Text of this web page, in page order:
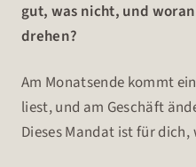
gut, was nicht, und
drehen?
Am Monatsende kommt
liest, und am Geschäft
Dieses Mandat ist für dich,